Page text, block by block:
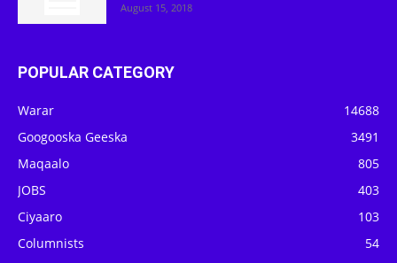
August 15, 2018
POPULAR CATEGORY
Warar
14688
Googooska Geeska
3491
Maqaalo
805
JOBS
403
Ciyaaro
103
Columnists
54